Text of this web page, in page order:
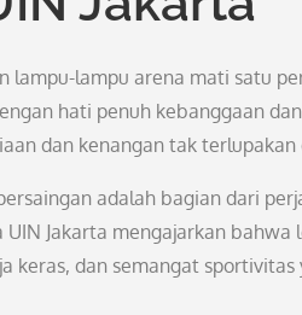
lampu-lampu arena mati satu
hati penuh kebanggaan
dan kenangan tak
adalah bagian dari
Jakarta mengajarkan
keras, dan semangat